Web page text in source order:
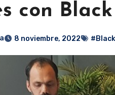
con
8 noviembre, 2022